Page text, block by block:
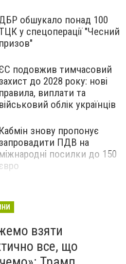
обшукало понад 100
у спецоперації "Чесний
призов"
подовжив тимчасовий
до 2028 року: нові
правила, виплати та
військовий облік українців
Кабмін знову пропонує
ПДВ на
міжнародні посилки до 150
взяти
все, що